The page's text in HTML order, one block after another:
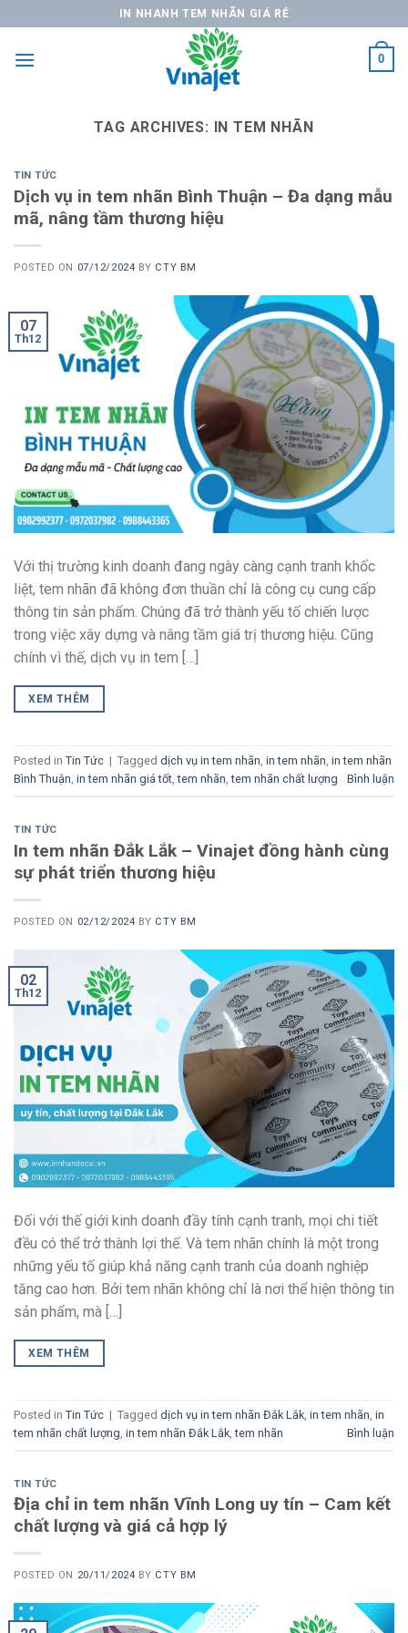
content
IN NHANH TEM NHÃN GIÁ RẺ
0
TAG ARCHIVES: IN TEM NHÃN
TIN TỨC
Dịch vụ in tem nhãn Bình Thuận – Đa dạng mẫu
mã, nâng tầm thương hiệu
POSTED ON 07/12/2024 BY CTY BM
07
Th12
Với thị trường kinh doanh đang ngày càng cạnh tranh khốc
liệt, tem nhãn đã không đơn thuần chỉ là công cụ cung cấp
thông tin sản phẩm. Chúng đã trở thành yếu tố chiến lược
trong việc xây dựng và nâng tầm giá trị thương hiệu. Cũng
chính vì thế, dịch vụ in tem […]
XEM THÊM
Posted in Tin Tức | Tagged dịch vụ in tem nhãn, in tem nhãn, in tem nhãn
Bình Thuận, in tem nhãn giá tốt,tem nhãn,tem nhãn chất lượng Bình luận
TIN TỨC
In tem nhãn Đắk Lắk – Vinajet đồng hành cùng
sự phát triển thương hiệu
POSTED ON 02/12/2024 BY CTY BM
02
Th12
Đối với thế giới kinh doanh đầy tính cạnh tranh, mọi chi tiết
đều có thể trở thành lợi thế. Và tem nhãn chính là một trong
những yếu tố giúp khả năng cạnh tranh của doanh nghiệp
tăng cao hơn. Bởi tem nhãn không chỉ là nơi thể hiện thông tin
sản phẩm, mà […]
XEM THÊM
Posted in Tin Tức | Tagged dịch vụ in tem nhãn Đắk Lắk, in tem nhãn, in
tem nhãn chất lượng, in tem nhãn Đắk Lắk,tem nhãn Bình luận
TIN TỨC
Địa chỉ in tem nhãn Vĩnh Long uy tín – Cam kết
chất lượng và giá cả hợp lý
POSTED ON 20/11/2024 BY CTY BM